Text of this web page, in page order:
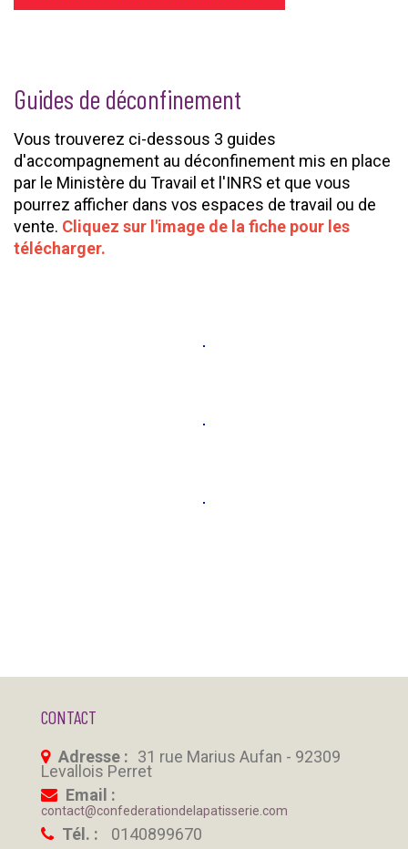
Guides de déconfinement
Vous trouverez ci-dessous 3 guides
d'accompagnement au déconfinement mis en place
par le Ministère du Travail et l'INRS et que vous
pourrez afficher dans vos espaces de travail ou de
vente. Cliquez sur l'image de la fiche pour les
télécharger.
CONTACT
Adresse : 31 rue Marius Aufan - 92309
Levallois Perret
Email :
contact@confederationdelapatisserie.com
Tél. :
0140899670